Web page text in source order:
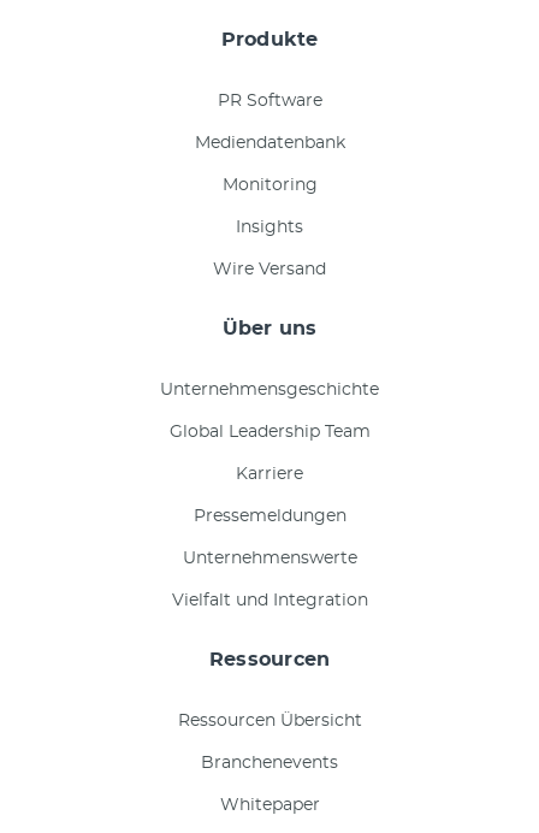
Produkte
PR Software
Mediendatenbank
Monitoring
Insights
Wire Versand
Über uns
Unternehmensgeschichte
Global Leadership Team
Karriere
Pressemeldungen
Unternehmenswerte
Vielfalt und Integration
Ressourcen
Ressourcen Übersicht
Branchenevents
Whitepaper